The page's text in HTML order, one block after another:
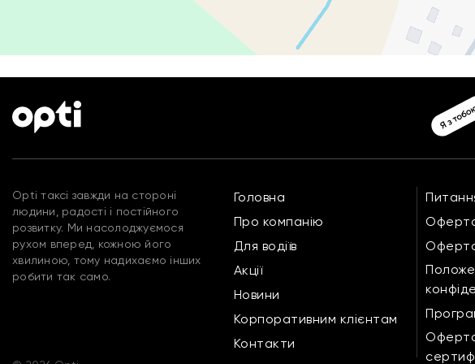
Opti таксі завжди на стороні
людини, радості і постійного
розвитку. Ми насолоджуємося
рухом вперед, кожною його
хвилиною, тому надихаємо інших
робити так само.
Головна
Про компанію
Для водіїв
Акції
Новини
Корпоративним клієнтам
Контакти